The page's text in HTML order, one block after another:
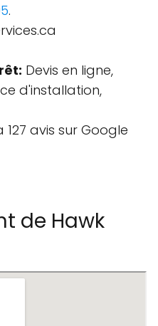
.
Devis en ligne,
d'installation,
avis sur Google
de Hawk